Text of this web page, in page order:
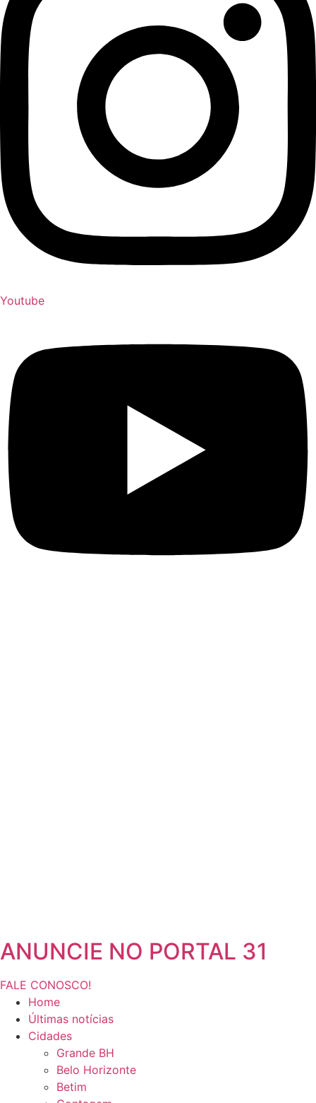
Youtube
ANUNCIE NO PORTAL 31
FALE CONOSCO!
Home
Últimas notícias
Cidades
Grande BH
Belo Horizonte
Betim